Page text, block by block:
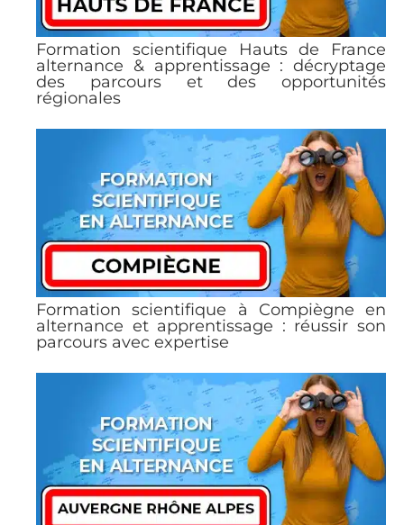
Formation scientifique Hauts de France
alternance & apprentissage : décryptage
des parcours et des opportunités
régionales
Formation scientifique à Compiègne en
alternance et apprentissage : réussir son
parcours avec expertise